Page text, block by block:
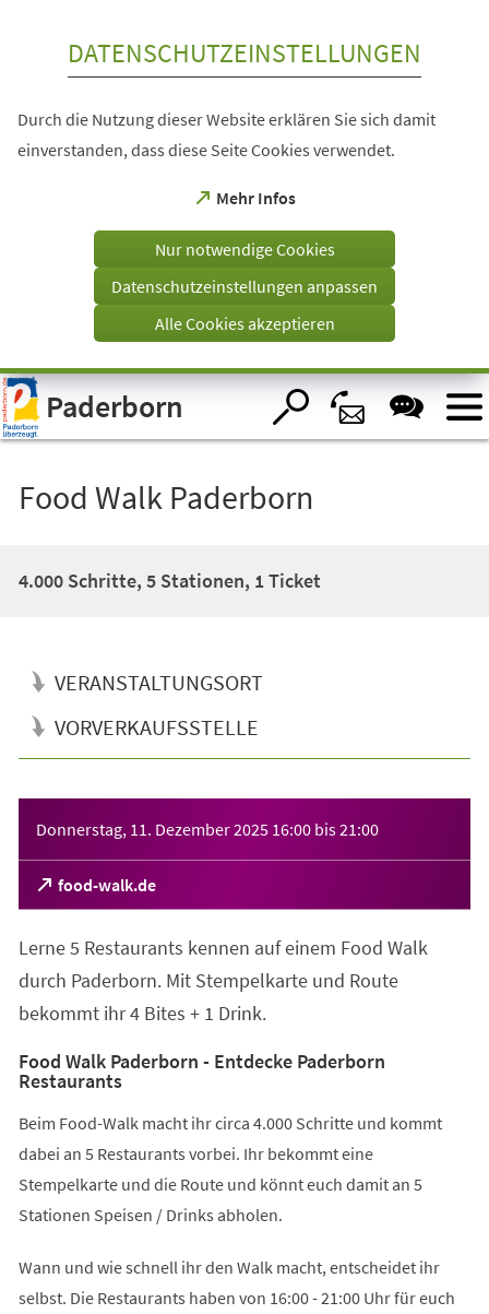
Visuelle
Assistenzsoftware
öffnen.
DATENSCHUTZEINSTELLUNGEN
Durch die Nutzung dieser Website erklären Sie sich damit
einverstanden, dass diese Seite Cookies verwendet.
Mehr Infos
(Öffnet
einem
Tab)
Nur notwendige Cookies
Datenschutzeinstellungen anpassen
Alle Cookies akzeptieren
Paderborn
Food Walk Paderborn
4.000 Schritte, 5 Stationen, 1 Ticket
VERANSTALTUNGSORT
VORVERKAUFSSTELLE
Donnerstag, 11. Dezember 2025 16:00 bis21:00
food-walk.de
(Öffnet
in
neuen
Tab)
Lerne 5 Restaurants kennen auf einem Food Walk
durch Paderborn. Mit Stempelkarte und Route
bekommt ihr 4 Bites + 1 Drink.
Food Walk Paderborn - Entdecke Paderborn
Restaurants
Beim Food-Walk macht ihr circa 4.000 Schritte und kommt
dabei an 5 Restaurants vorbei. Ihr bekommt eine
Stempelkarte und die Route und könnt euch damit an 5
Stationen Speisen / Drinks abholen.
Wann und wie schnell ihr den Walk macht, entscheidet ihr
selbst. Die Restaurants haben von 16:00 - 21:00 Uhr für euch